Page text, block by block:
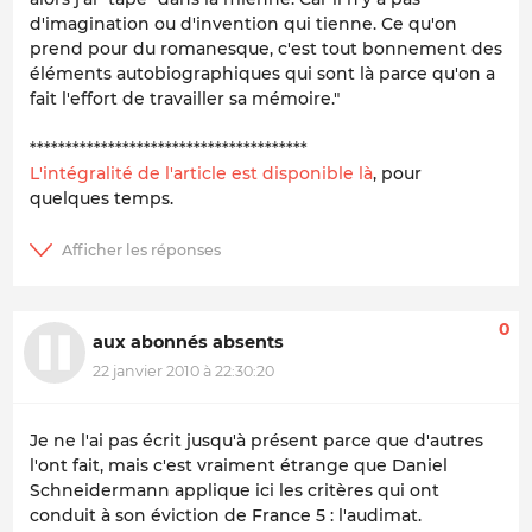
d'imagination ou d'invention qui tienne. Ce qu'on
prend pour du romanesque, c'est tout bonnement des
éléments autobiographiques qui sont là parce qu'on a
fait l'effort de travailler sa mémoire."
***************************************
L'intégralité de l'article est disponible là, pour
quelques temps.
aux abonnés absents
22 janvier 2010 à 22:30:20
0
Je ne l'ai pas écrit jusqu'à présent parce que d'autres
l'ont fait, mais c'est vraiment étrange que Daniel
Schneidermann applique ici les critères qui ont
conduit à son éviction de France 5 : l'audimat.